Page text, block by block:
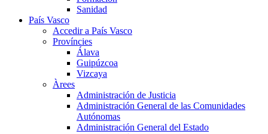
Sanidad
País Vasco
Accedir a País Vasco
Províncies
Álava
Guipúzcoa
Vizcaya
Àrees
Administración de Justicia
Administración General de las Comunidades
Autónomas
Administración General del Estado